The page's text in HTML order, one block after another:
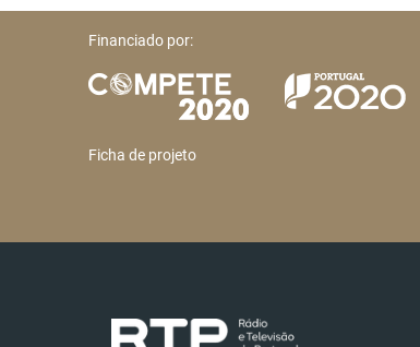
Financiado por:
Ficha de projeto